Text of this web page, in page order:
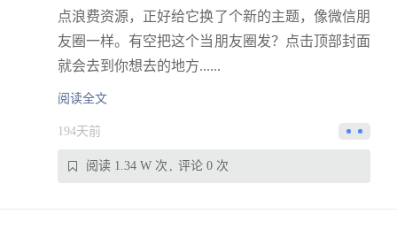
点浪费资源，正好给它换了个新的主题，像微信朋
友圈一样。有空把这个当朋友圈发？点击顶部封面
就会去到你想去的地方......
阅读全文
194天前
阅读 1.34 W 次 评论 0 次